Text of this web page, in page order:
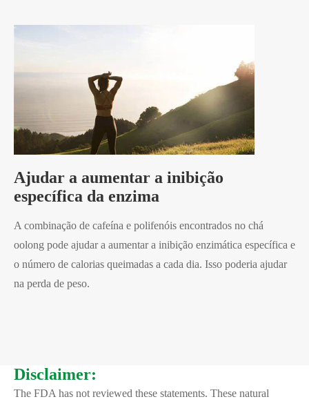
Ajudar a aumentar a inibição
específica da enzima
A combinação de cafeína e polifenóis encontrados no chá
oolong pode ajudar a aumentar a inibição enzimática específica e
o número de calorias queimadas a cada dia. Isso poderia ajudar
na perda de peso.
Disclaimer:
The FDA has not reviewed these statements. These natural